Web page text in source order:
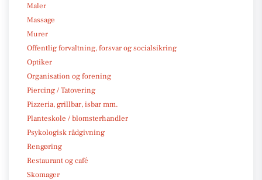
Maler
Massage
Murer
Offentlig forvaltning, forsvar og socialsikring
Optiker
Organisation og forening
Piercing / Tatovering
Pizzeria, grillbar, isbar mm.
Planteskole / blomsterhandler
Psykologisk rådgivning
Rengøring
Restaurant og café
Skomager